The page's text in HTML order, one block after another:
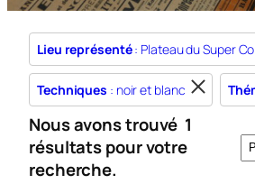
Lieu représenté: Plateau du Super
Techniques : noir et blanc
Nous avons trouvé 1
résultats pour votre
recherche.